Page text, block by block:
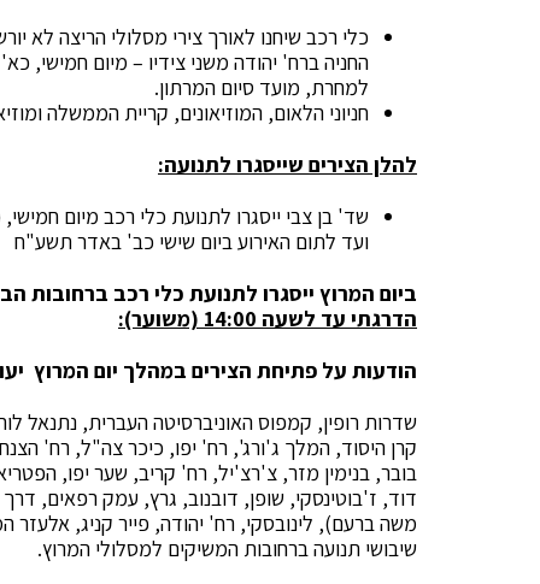
כלי רכב שיחנו לאורך צירי מסלולי הריצה לא
למחרת, מועד סיום המרתון.
חניוני הלאום, המוזיאונים, קריית הממשלה
להלן הצירים שייסגרו לתנועה:
ועד לתום האירוע ביום שישי כב' באדר תשע"ח 9/3/2018.
ביום המרוץ ייסגרו לתנועת כלי רכב ברחובות
הדרגתי עד לשעה 14:00 (משוער):
הודעות על פתיחת הצירים במהלך יום המרוץ
שדרות רופין, קמפוס האוניברסיטה העברית, נתנאל
קרן היסוד, המלך ג'ורג', רח' יפו, כיכר צה"ל, רח'
בובר, בנימין מזר, צ'רצ'יל, רח' קריב, שער יפו,
דוד, ז'בוטינסקי, שופן, דובנוב, גרץ, עמק רפאים,
משה ברעם), לינובסקי, רח' יהודה, פייר קניג, אלעזר
שיבושי תנועה ברחובות המשיקים למסלולי המרוץ.